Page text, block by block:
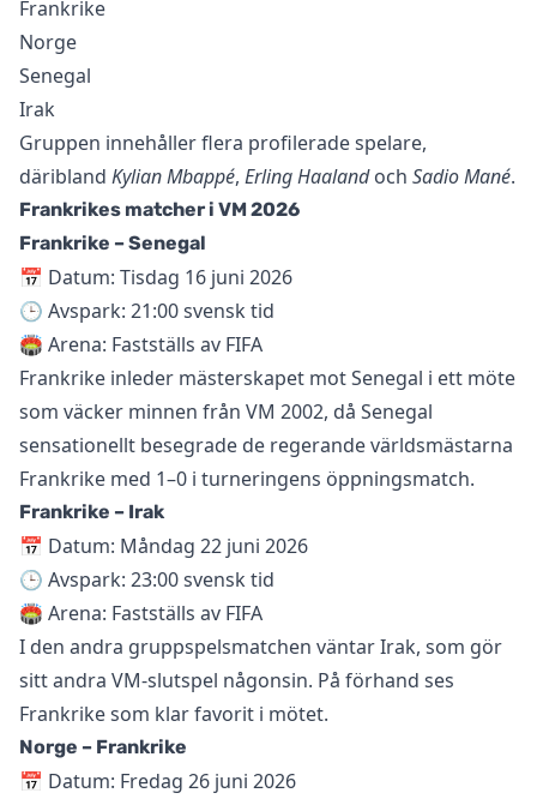
Frankrike
Norge
Senegal
Irak
Gruppen innehåller flera profilerade spelare,
däribland Kylian Mbappé, Erling Haalandoch Sadio Mané.
Frankrikes matcher i VM 2026
Frankrike – Senegal
📅 Datum: Tisdag 16 juni 2026
🕒 Avspark: 21:00 svensk tid
🏟️ Arena: Fastställs av FIFA
Frankrike inleder mästerskapet mot Senegal i ett möte
som väcker minnen från VM 2002, då Senegal
sensationellt besegrade de regerande världsmästarna
Frankrike med 1–0 i turneringens öppningsmatch.
Frankrike – Irak
📅 Datum: Måndag 22 juni 2026
🕒 Avspark: 23:00 svensk tid
🏟️ Arena: Fastställs av FIFA
I den andra gruppspelsmatchen väntar Irak, som gör
sitt andra VM-slutspel någonsin. På förhand ses
Frankrike som klar favorit i mötet.
Norge – Frankrike
📅 Datum: Fredag 26 juni 2026